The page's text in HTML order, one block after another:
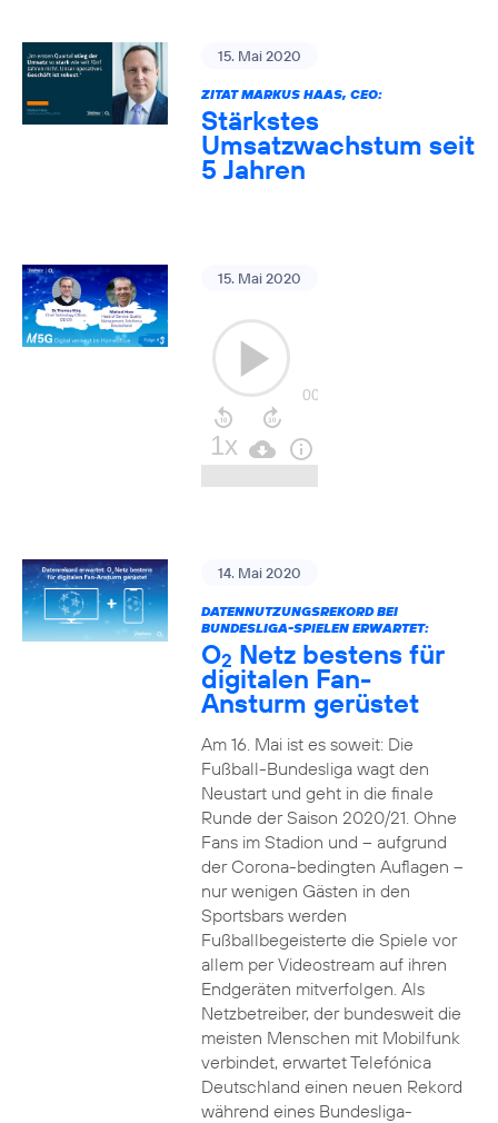
15. Mai 2020
ZITAT MARKUS HAAS, CEO:
Stärkstes
Umsatzwachstum seit
5 Jahren
15. Mai 2020
14. Mai 2020
DATENNUTZUNGSREKORD BEI
BUNDESLIGA-SPIELEN ERWARTET:
O2 Netz bestens für
digitalen Fan-
Ansturm gerüstet
Am 16. Mai ist es soweit: Die
Fußball-Bundesliga wagt den
Neustart und geht in die finale
Runde der Saison 2020/21. Ohne
Fans im Stadion und – aufgrund
der Corona-bedingten Auflagen –
nur wenigen Gästen in den
Sportsbars werden
Fußballbegeisterte die Spiele vor
allem per Videostream auf ihren
Endgeräten mitverfolgen. Als
Netzbetreiber, der bundesweit die
meisten Menschen mit Mobilfunk
verbindet, erwartet Telefónica
Deutschland einen neuen Rekord
während eines Bundesliga-